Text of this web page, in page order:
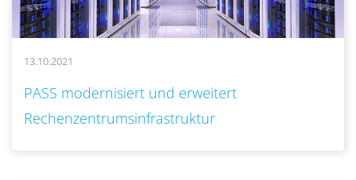
13.10.2021
PASS modernisiert und erweitert
Rechenzentrumsinfrastruktur